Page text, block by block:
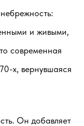
и живыми,
современная
х, вернувшаяся
Он добавляет